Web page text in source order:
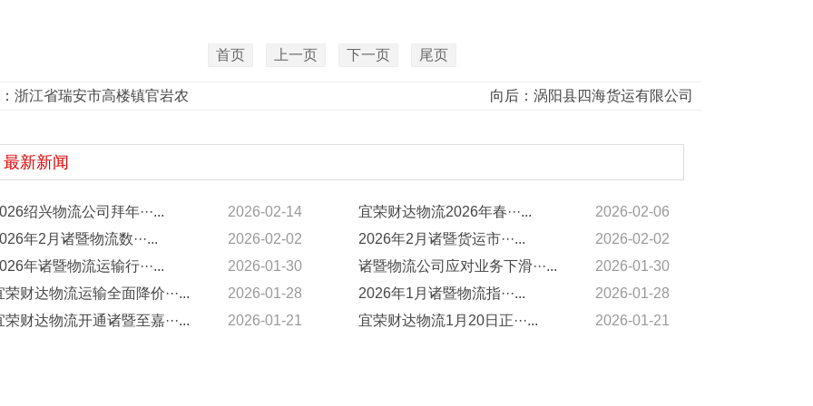
首页 上一页 下一页 尾页
浙江省瑞安市高楼镇官岩农 向后： 涡阳县四海货运有限公司
最新新闻
绍兴物流公司拜年···... 2026-02-14 宜荣财达物流2026年春···...
2026-02-06
年2月诸暨物流数···...
2026-02-02 2026年2月诸暨货运市···...
2026-02-02
年诸暨物流运输行···...
2026-01-30 诸暨物流公司应对业务下滑···...
2026-01-30
荣财达物流运输全面降价···...
2026-01-28 2026年1月诸暨物流指···...
2026-01-28
荣财达物流开通诸暨至嘉···...
2026-01-21 宜荣财达物流1月20日正···... 2026-01-21